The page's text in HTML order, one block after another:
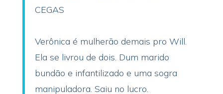
CEGAS
Verônica é mulherão demais pro Will.
Ela se livrou de dois. Dum marido
bundão e infantilizado e uma sogra
manipuladora. Saiu no lucro.